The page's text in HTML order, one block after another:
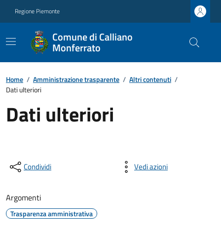
Regione Piemonte
Comune di Calliano
Monferrato
Home / Amministrazione trasparente / Altri contenuti /
Dati ulteriori
Dati ulteriori
Condividi Vedi azioni
Argomenti
Trasparenza amministrativa